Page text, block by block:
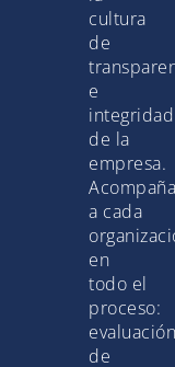
cultura
de
e
integridad
de la
empresa.
a cada
en
todo el
proceso:
evaluación
de